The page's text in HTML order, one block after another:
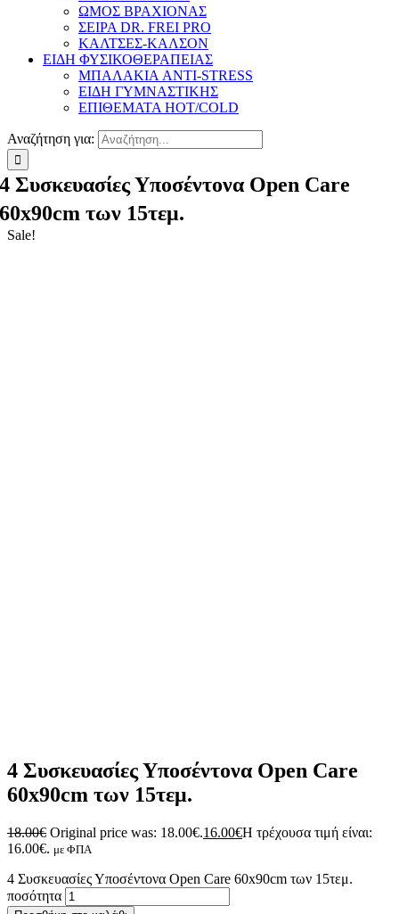
ΩΜΟΣ ΒΡΑΧΙΟΝΑΣ
ΣΕΙΡΑ DR. FREI PRO
ΚΑΛΤΣΕΣ-ΚΑΛΣΟΝ
ΕΙΔΗ ΦΥΣΙΚΟΘΕΡΑΠΕΙΑΣ
ΜΠΑΛΑΚΙΑ ANTI-STRESS
ΕΙΔΗ ΓΥΜΝΑΣΤΙΚΗΣ
ΕΠΙΘΕΜΑΤΑ HOT/COLD
Αναζήτηση για:
4 Συσκευασίες Υποσέντονα Open Care
60x90cm των 15τεμ.
Sale!
4 Συσκευασίες Υποσέντονα Open Care
60x90cm των 15τεμ.
18.00€ Original price was: 18.00€.16.00€Η τρέχουσα τιμή είναι:
16.00€. με ΦΠΑ
4 Συσκευασίες Υποσέντονα Open Care 60x90cm των 15τεμ.
ποσότητα